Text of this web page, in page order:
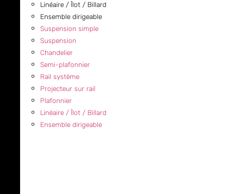
Linéaire / Îlot / Billard
Ensemble dirigeable
Suspension simple
Suspension
Chandelier
Semi-plafonnier
Rail système
Projecteur sur rail
Plafonnier
Linéaire / Îlot / Billard
Ensemble dirigeable